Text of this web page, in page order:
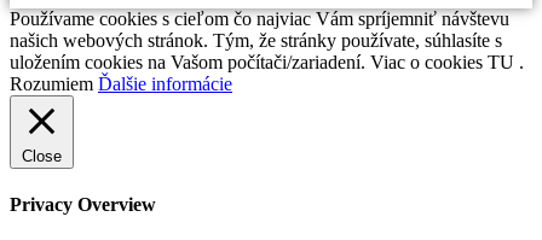
Používame cookies s cieľom čo najviac Vám spríjemniť návštevu
našich webových stránok. Tým, že stránky používate, súhlasíte s
uložením cookies na Vašom počítači/zariadení. Viac o cookies TU .
Rozumiem Ďalšie informácie
Close
Privacy Overview